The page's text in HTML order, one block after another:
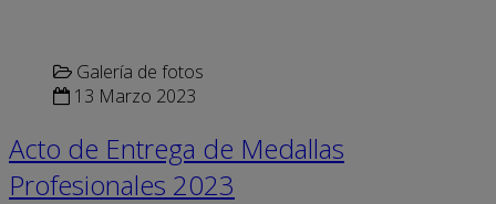
Galería de fotos
13 Marzo 2023
Acto de Entrega de Medallas
Profesionales 2023